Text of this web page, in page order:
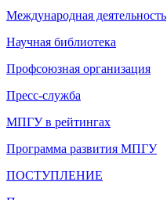
Международная деятельность
Научная библиотека
Профсоюзная организация
Пресс-служба
МПГУ в рейтингах
Программа развития МПГУ
ПОСТУПЛЕНИЕ